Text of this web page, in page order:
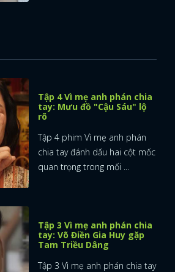
Tập 4 Vì mẹ anh phán chia
tay: Mưu đồ "Cậu Sáu" lộ
rõ
Tập 4 phim Vì mẹ anh phán
chia tay đánh dấu hai cột mốc
quan trọng trong mối ...
Tập 3 Vì mẹ anh phán chia
tay: Võ Điền Gia Huy gặp
Tam Triều Dâng
Tập 3 Vì mẹ anh phán chia tay